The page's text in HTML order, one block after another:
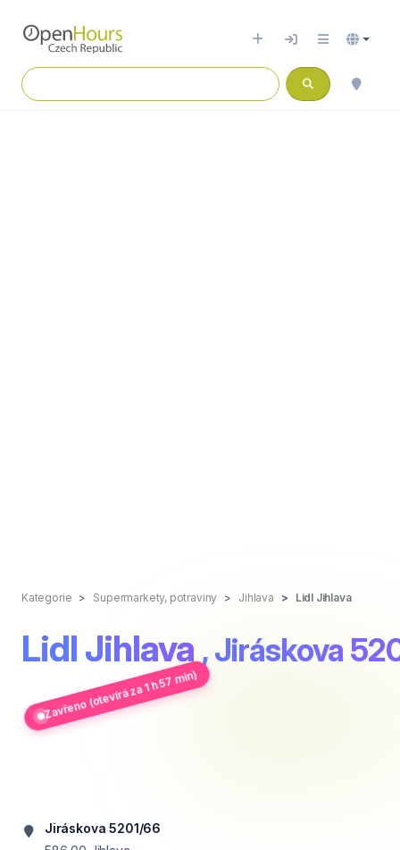
Kategorie Supermarkety, potraviny Jihlava Lidl Jihlava
Lidl Jihlava , Jiráskova
Zavřeno (otevírá za 1 h 57 min)
Jiráskova 5201/66